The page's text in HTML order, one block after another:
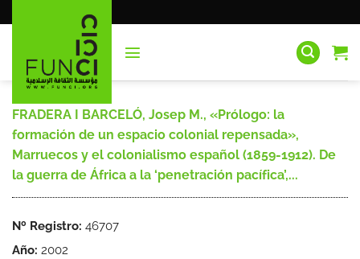
al
FRADERA I BARCELÓ, Josep M., «Prólogo: la
formación de un espacio colonial repensada»,
Marruecos y el colonialismo español (1859-1912). De
la guerra de África a la ‘penetración pacífica’,...
Nº Registro: 46707
Año: 2002